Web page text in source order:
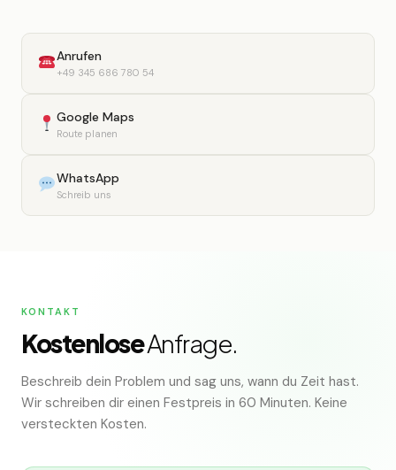
Anrufen
+49 345 686 780 54
Google Maps
Route planen
WhatsApp
Schreib uns
KONTAKT
KostenloseAnfrage.
Beschreib dein Problem und sag uns, wann du Zeit hast.
Wir schreiben dir einen Festpreis in 60 Minuten. Keine
versteckten Kosten.